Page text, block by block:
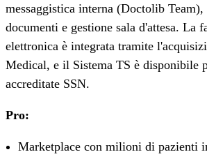
messaggistica interna (Doctolib
documenti e gestione sala d'attesa. La
elettronica è integrata tramite
Medical, e il Sistema TS è disponibile
accreditate SSN.
Pro:
Marketplace con milioni di pazienti